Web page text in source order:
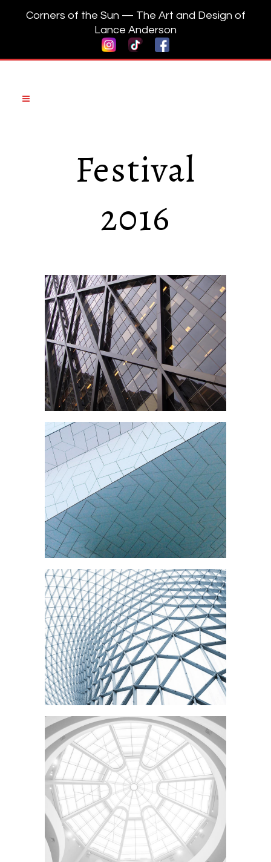
Corners of the Sun — The Art and Design of
Lance Anderson
Festival
2016